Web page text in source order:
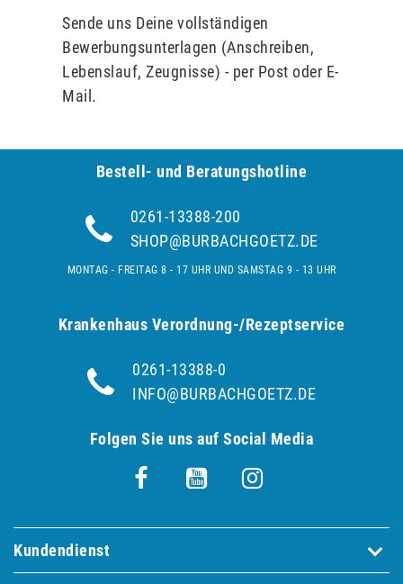
Sende uns Deine vollständigen
Bewerbungsunterlagen (Anschreiben,
Lebenslauf, Zeugnisse) - per Post oder E-
Mail.
Bestell- und Be­ra­tungs­hot­line
0261-13388-200
SHOP@BURBACHGOETZ.DE
MONTAG - FREITAG 8 - 17 UHR UND SAMSTAG 9 - 13 UHR
Krankenhaus Verordnung-/Rezeptservice
0261-13388-0
INFO@BURBACHGOETZ.DE
Folgen Sie uns auf Social Media
Kundendienst